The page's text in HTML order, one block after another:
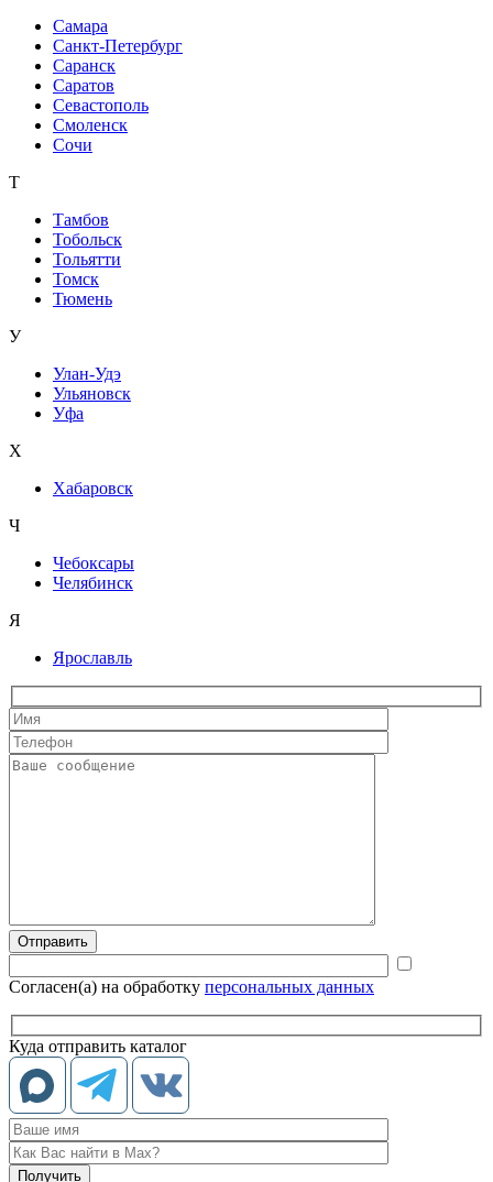
Самара
Санкт-Петербург
Саранск
Саратов
Севастополь
Смоленск
Сочи
Т
Тамбов
Тобольск
Тольятти
Томск
Тюмень
У
Улан-Удэ
Ульяновск
Уфа
Х
Хабаровск
Ч
Чебоксары
Челябинск
Я
Ярославль
Согласен(а) на обработку персональных данных
Куда отправить каталог